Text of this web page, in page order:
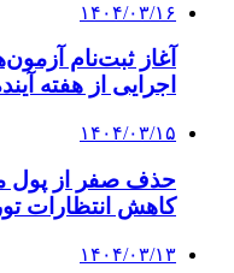
۱۴۰۴/۰۳/۱۶
آغاز ثبت‌نام
اجرایی از هفته
۱۴۰۴/۰۳/۱۵
حذف صفر از پول
کاهش انتظارات
۱۴۰۴/۰۳/۱۳